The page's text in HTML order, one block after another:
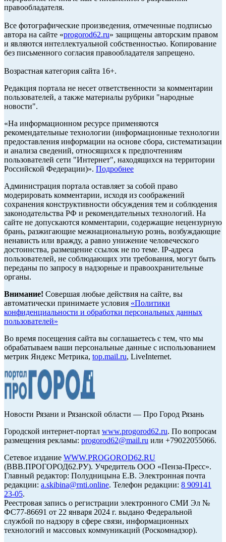
правообладателя.
Все фотографические произведения, отмеченные подписью
автора на сайте «progorod62.ru» защищены авторским правом
и являются интеллектуальной собственностью. Копирование
без письменного согласия правообладателя запрещено.
Возрастная категория сайта 16+.
Редакция портала не несет ответственности за комментарии
пользователей, а также материалы рубрики "народные
новости".
«На информационном ресурсе применяются
рекомендательные технологии (информационные технологии
предоставления информации на основе сбора, систематизации
и анализа сведений, относящихся к предпочтениям
пользователей сети "Интернет", находящихся на территории
Российской Федерации)». Подробнее
Администрация портала оставляет за собой право
модерировать комментарии, исходя из соображений
сохранения конструктивности обсуждения тем и соблюдения
законодательства РФ и рекомендательных технологий. На
сайте не допускаются комментарии, содержащие нецензурную
брань, разжигающие межнациональную рознь, возбуждающие
ненависть или вражду, а равно унижение человеческого
достоинства, размещение ссылок не по теме. IP-адреса
пользователей, не соблюдающих эти требования, могут быть
переданы по запросу в надзорные и правоохранительные
органы.
Внимание! Совершая любые действия на сайте, вы
автоматически принимаете условия «Политики
конфиденциальности и обработки персональных данных
пользователей»
Во время посещения сайта вы соглашаетесь с тем, что мы
обрабатываем ваши персональные данные с использованием
метрик Яндекс Метрика, top.mail.ru, LiveInternet.
Новости Рязани и Рязанской области — Про Город Рязань
Городской интернет-портал www.progorod62.ru. По вопросам
размещения рекламы: progorod62@mail.ru или +79022055066.
Сетевое издание WWW.PROGOROD62.RU
(ВВВ.ПРОГОРОД62.РУ). Учредитель ООО «Пенза-Пресс».
Главный редактор: Полудницына Е.В. Электронная почта
редакции: a.skibina@rnti.online. Телефон редакции: 8 909141
23-05.
Реестровая запись о регистрации электронного СМИ Эл №
ФС77-86691 от 22 января 2024 г. выдано Федеральной
службой по надзору в сфере связи, информационных
технологий и массовых коммуникаций (Роскомнадзор).